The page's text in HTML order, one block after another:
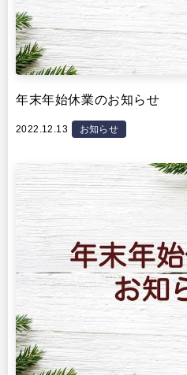
年末年始休業のお知らせ
2022.12.13 お知らせ